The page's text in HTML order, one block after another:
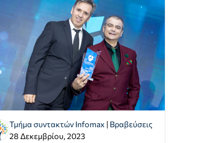
Τμήμα συντακτών Infomax | Βραβεύσεις
28 Δεκεμβρίου, 2023